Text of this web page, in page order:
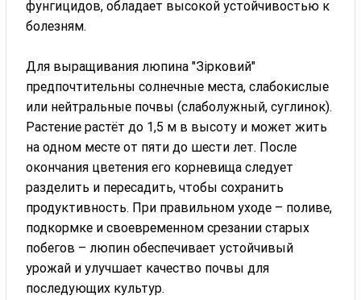
фунгицидов, обладает высокой устойчивостью к
болезням.
Для выращивания люпина "Зірковий"
предпочтительны солнечные места, слабокислые
или нейтральные почвы (слаболужный, суглинок).
Растение растёт до 1,5 м в высоту и может жить
на одном месте от пяти до шести лет. После
окончания цветения его корневища следует
разделить и пересадить, чтобы сохранить
продуктивность. При правильном уходе – поливе,
подкормке и своевременном срезании старых
побегов – люпин обеспечивает устойчивый
урожай и улучшает качество почвы для
последующих культур.